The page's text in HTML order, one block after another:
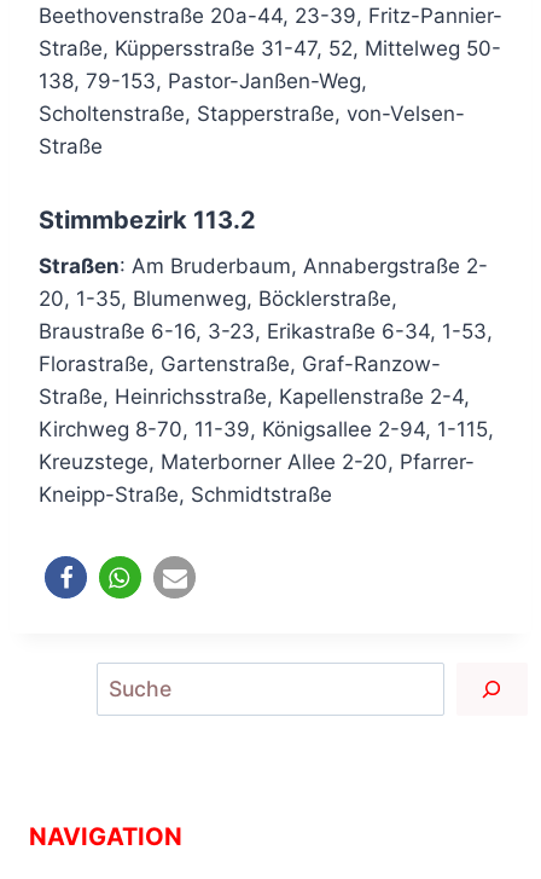
Beethovenstraße 20a-44, 23-39, Fritz-Pannier-
Straße, Küppersstraße 31-47, 52, Mittelweg 50-
138, 79-153, Pastor-Janßen-Weg,
Scholtenstraße, Stapperstraße, von-Velsen-
Straße
Stimmbezirk 113.2
Straßen: Am Bruderbaum, Annabergstraße 2-
20, 1-35, Blumenweg, Böcklerstraße,
Braustraße 6-16, 3-23, Erikastraße 6-34, 1-53,
Florastraße, Gartenstraße, Graf-Ranzow-
Straße, Heinrichsstraße, Kapellenstraße 2-4,
Kirchweg 8-70, 11-39, Königsallee 2-94, 1-115,
Kreuzstege, Materborner Allee 2-20, Pfarrer-
Kneipp-Straße, Schmidtstraße
NAVIGATION